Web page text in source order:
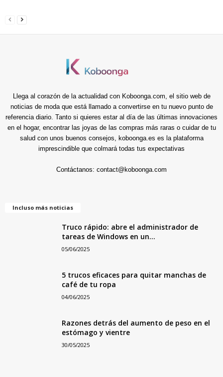
Llega al corazón de la actualidad con Koboonga.com, el sitio web de
noticias de moda que está llamado a convertirse en tu nuevo punto de
referencia diario. Tanto si quieres estar al día de las últimas innovaciones
en el hogar, encontrar las joyas de las compras más raras o cuidar de tu
salud con unos buenos consejos, koboonga.es es la plataforma
imprescindible que colmará todas tus expectativas
Contáctanos: contact@koboonga.com
Incluso más noticias
Truco rápido: abre el administrador de
tareas de Windows en un...
05/06/2025
5 trucos eficaces para quitar manchas de
café de tu ropa
04/06/2025
Razones detrás del aumento de peso en el
estómago y vientre
30/05/2025